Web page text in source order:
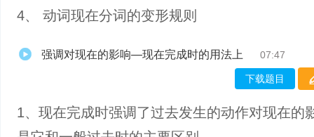
4、 动词现在分词的变形规则
强调对现在的影响—现在完成时的用法上 07:47
下载题目
1、现在完成时强调了过去发生的动作对现在的